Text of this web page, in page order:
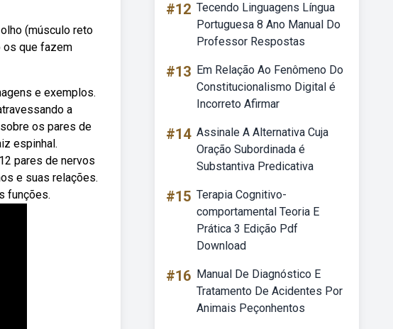
(músculo reto
os que fazem
e exemplos.
a
os pares de
espinhal.
pares de nervos
e suas relações.
funções.
#12 Tecendo Linguagens Língua
Portuguesa 8 Ano Manual Do
Professor Respostas
#13 Em Relação Ao Fenômeno Do
Constitucionalismo Digital é
Incorreto Afirmar
#14 Assinale A Alternativa Cuja
Oração Subordinada é
Substantiva Predicativa
#15 Terapia Cognitivo-
comportamental Teoria E
Prática 3 Edição Pdf
Download
#16 Manual De Diagnóstico E
Tratamento De Acidentes Por
Animais Peçonhentos